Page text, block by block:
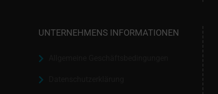
UNTERNEHMENS INFORMATIONEN